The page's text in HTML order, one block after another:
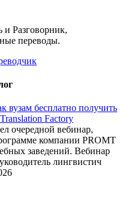
и Разговорник,
переводы.
вузам бесплатно получить
Factory
очередной вебинар,
компании PROMT
заведений. Вебинар
лингвистич